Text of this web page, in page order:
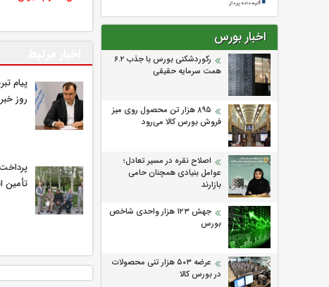
اخبار بورس
رکوردشکنی بورس با جذب ۶.۲
همت سرمایه حقیقی
۸۹۵ هزار تن محصول روی میز
فروش بورس کالا می‌‌رود
اصلاح نقره در مسیر تعادل؛
عوامل بنیادی همچنان حامی
بازارند
جهش ۱۲۳ هزار واحدی شاخص
بورس
عرضه ۵۰۳ هزار تنی محصولات
در بورس کالا
پیام
روز
تأمین